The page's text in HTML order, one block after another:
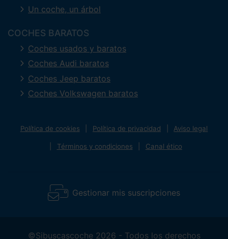
Un coche, un árbol
COCHES BARATOS
Coches usados y baratos
Coches Audi baratos
Coches Jeep baratos
Coches Volkswagen baratos
Política de cookies Política de privacidad Aviso legal
Términos y condiciones Canal ético
Gestionar mis suscripciones
©Sibuscascoche 2026 - Todos los derechos